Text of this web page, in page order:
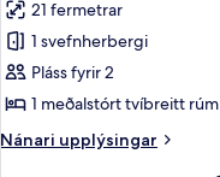
(Zena)
fyrir
Herbergi
-
1
meðalstórt
21 fermetrar
1 svefnherbergi
Pláss fyrir 2
1 meðalstórt tvíbreitt rúm
Nánari upplýsingar
Nánari